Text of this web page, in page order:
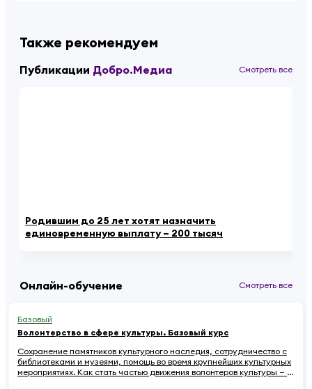
Также рекомендуем
Публикации Добро.Медиа Смотреть все
Родившим до 25 лет хотят назначить
единовременную выплату – 200 тысяч
Онлайн-обучение Смотреть все
Базовый
Волонтерство в сфере культуры. Базовый курс
Сохранение памятников культурного наследия, сотрудничество с
библиотеками и музеями, помощь во время крупнейших культурных
мероприятиях. Как стать частью движения волонтеров культуры — в